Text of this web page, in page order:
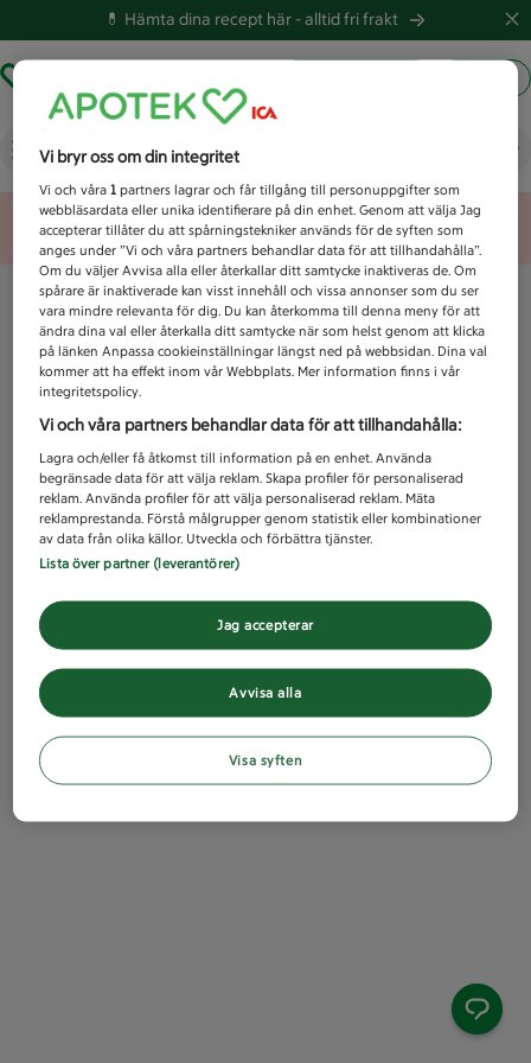
💊 Hämta dina recept här -alltid fri frakt
Vad letar du efter idag?
Unknown error
Vi bryr oss om din integritet
Vi och våra1 partners lagrar och får tillgång till personuppgifter som
webbläsardata eller unika identifierare på din enhet. Genom att välja Jag
accepterar tillåter du att spårningstekniker används för de syften som
anges under ”Vi och våra partners behandlar data för att tillhandahålla”.
Om du väljer Avvisa alla eller återkallar ditt samtycke inaktiveras de. Om
spårare är inaktiverade kan visst innehåll och vissa annonser som du ser
vara mindre relevanta för dig. Du kan återkomma till denna meny för att
ändra dina val eller återkalla ditt samtycke när som helst genom att klicka
på länken Anpassa cookieinställningar längst ned på webbsidan. Dina val
kommer att ha effekt inom vår Webbplats. Mer information finns i vår
integritetspolicy.
Vi och våra partners behandlar data för att tillhandahålla:
Lagra och/eller få åtkomst till information på en enhet. Använda
begränsade data för att välja reklam. Skapa profiler för personaliserad
reklam. Använda profiler för att välja personaliserad reklam. Mäta
reklamprestanda. Förstå målgrupper genom statistik eller kombinationer
av data från olika källor. Utveckla och förbättra tjänster.
Lista över partner (leverantörer)
Avvisa alla
Jag accepterar
Visa syften